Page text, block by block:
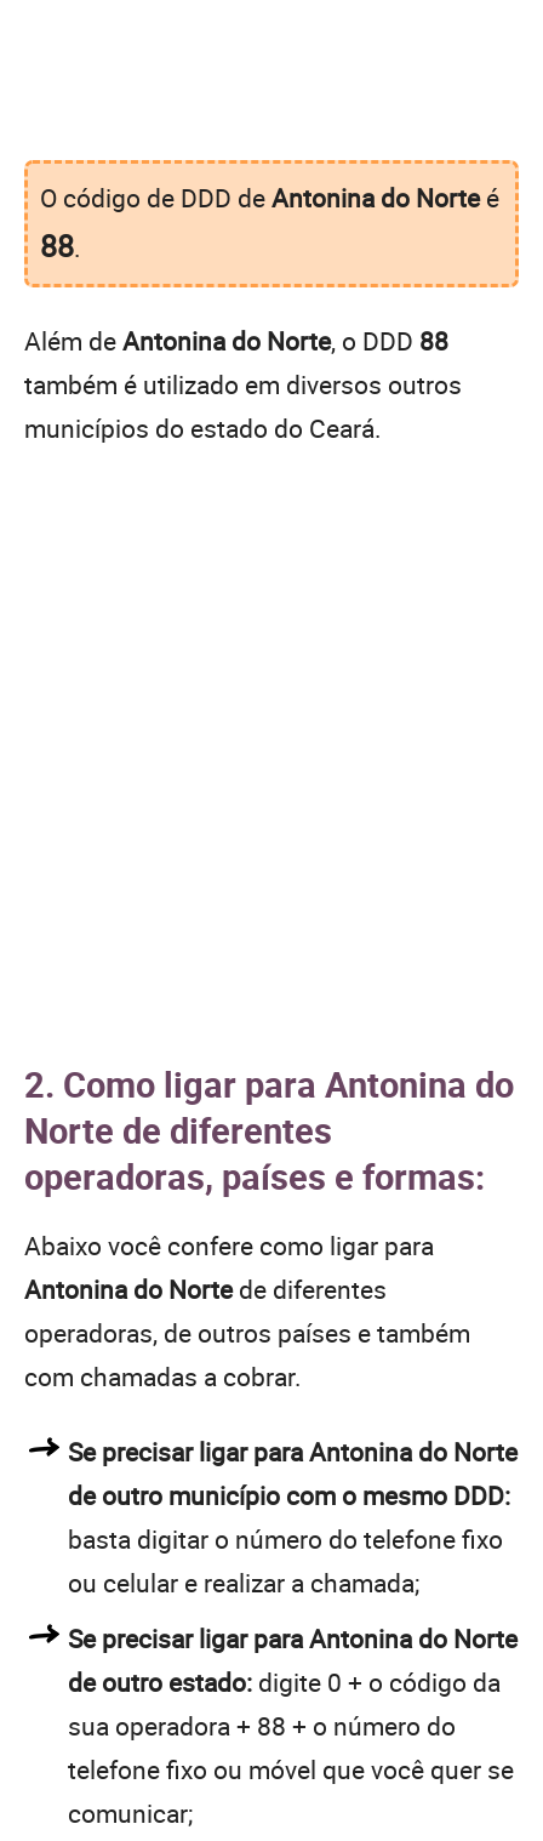
O código de DDD deAntonina do Norteé
88.
Além deAntonina do Norte, o DDD 88
também é utilizado em diversos outros
municípios do estado do Ceará.
2. Como ligar para Antonina do
Norte de diferentes
operadoras, países e formas:
Abaixo você confere como ligar para
Antonina do Nortede diferentes
operadoras, de outros países e também
com chamadas a cobrar.
Se precisar ligar para Antonina do Norte
de outro município com o mesmo DDD:
basta digitar o número do telefone fixo
ou celular e realizar a chamada;
Se precisar ligar para Antonina do Norte
de outro estado: digite 0 + o código da
sua operadora + 88 + o número do
telefone fixo ou móvel que você quer se
comunicar;